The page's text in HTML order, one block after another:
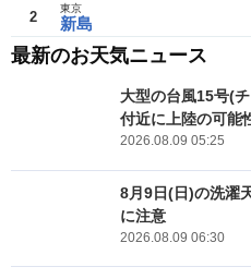
2 新島
東京
最新のお天気ニュース
大型の台風15号(
付近に上陸の可能
2026.08.09 05:25
8月9日(日)の洗濯
に注意
2026.08.09 06:30